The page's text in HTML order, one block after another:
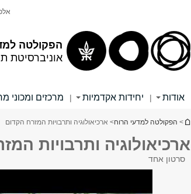
הפקולטה
אוניברסיטת
אודות | יחידות אקדמיות | מרכזים ומכוני
הינך נמצא כאן
> הפקולטה למדעי הרוח> ארכיאולוגיה ותרבויות המזרח הקדום
ארכיאולוגיה ותרבויות
סרטון אחד